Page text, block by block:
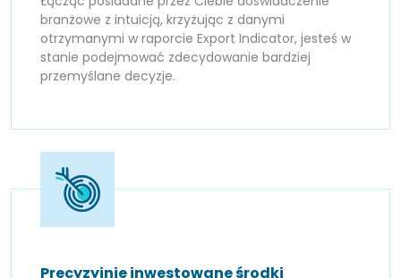
branżowe z intuicją, krzyżując z danymi
otrzymanymi w raporcie Export Indicator, jesteś w
stanie podejmować zdecydowanie bardziej
przemyślane decyzje.
Precyzyjnie inwestowane środki